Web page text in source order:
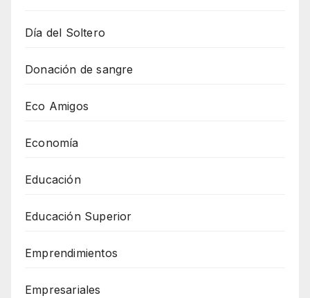
Día del Soltero
Donación de sangre
Eco Amigos
Economía
Educación
Educación Superior
Emprendimientos
Empresariales